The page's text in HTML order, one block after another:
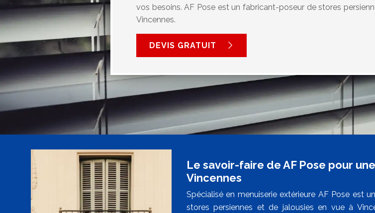
vos besoins. AF Pose est un fabricant-poseur de stores
Vincennes.
DEVIS GRATUIT
Le savoir-faire de AF Pose pour
Vincennes
Spécialisé en menuiserie extérieure AF Pose est
stores persiennes et de jalousies en vue à